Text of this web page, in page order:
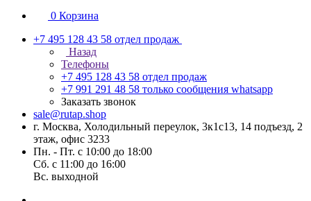
0 Корзина
+7 495 128 43 58 отдел продаж
Назад
Телефоны
+7 495 128 43 58 отдел продаж
+7 991 291 48 58 только сообщения whatsapp
Заказать звонок
sale@rutap.shop
г. Москва, Холодильный переулок, 3к1с13, 14 подъезд, 2
этаж, офис 3233
Пн. - Пт. с 10:00 до 18:00
Сб. с 11:00 до 16:00
Вс. выходной